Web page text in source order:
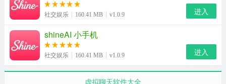
社交娱乐 160.41 MB v1.0.9 进入
shineAI 小手机
社交娱乐 160.41 MB v1.0.9 进入
虚拟聊天软件大全